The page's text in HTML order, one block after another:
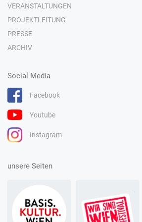
VERANSTALTUNGEN
PROJEKTLEITUNG
PRESSE
ARCHIV
Social Media
Facebook
Youtube
Instagram
unsere Seiten